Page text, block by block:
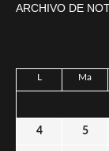
ARCHIVO DE
L Ma
4 5